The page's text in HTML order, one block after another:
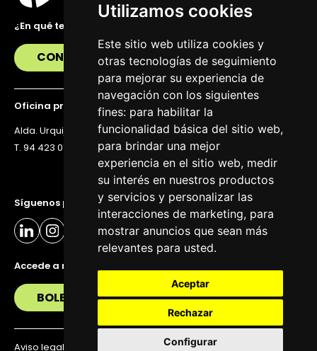
Utilizamos cookies
Este sitio web utiliza cookies y
otras tecnologías de seguimiento
para mejorar su experiencia de
navegación con los siguientes
fines: para habilitar la
funcionalidad básica del sitio web,
para brindar una mejor
experiencia en el sitio web, medir
su interés en nuestros productos
y servicios y personalizar las
interacciones de marketing, para
mostrar anuncios que sean más
relevantes para usted.
Aceptar
Rechazar
Configurar
Síguenos para estar al día
Accede a nuestra newsletter
BOLETÍN
¿En qué te podemos ayudar?
CONTÁCTANOS
Oficina principal
Alda. Urquijo 36, 6ª planta, 48011 Bilbao
T. 94 423 07 43
Aviso legal Política de privacidad